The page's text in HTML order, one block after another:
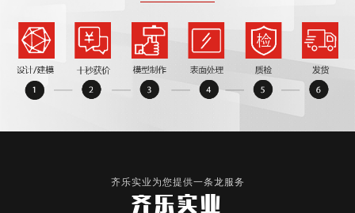
齐乐实业为您提供一条龙服务
齐乐实业